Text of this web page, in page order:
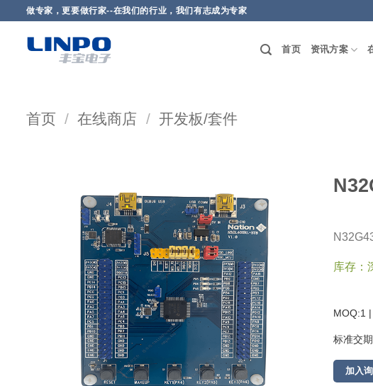
做专家，更要做行家--在我们的行业，我们有志成为专家
首页 资讯方案
首页 / 在线商店 / 开发板/套件
库存：
MOQ:1
标准交
加入